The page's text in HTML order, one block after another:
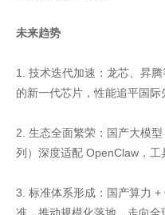
未来趋势
1. 技术迭代加速：龙芯、昇
的新一代芯片，性能追平国际
2. 生态全面繁荣：国产大模
列）深度适配 OpenClaw，工
3. 标准体系形成：国产算力